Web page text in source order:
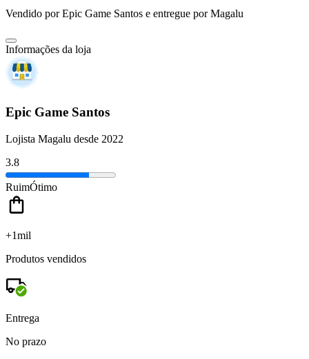
Vendido porEpic Game Santos e entregue por Magalu
Informações da loja
Epic Game Santos
Lojista Magalu desde 2022
3.8
RuimÓtimo
+1mil
Produtos vendidos
Entrega
No prazo